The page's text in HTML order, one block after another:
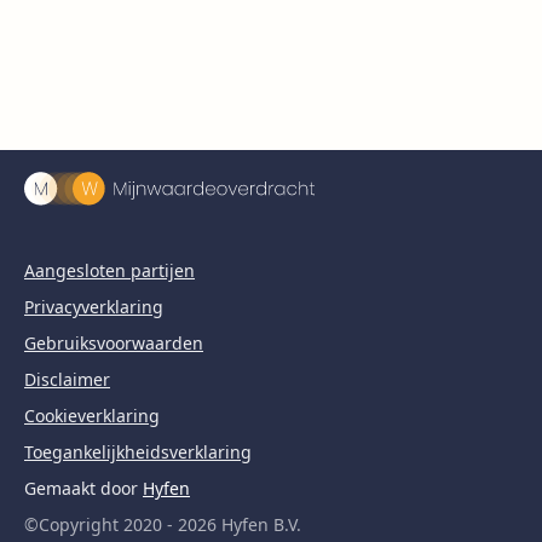
Aangesloten partijen
Privacyverklaring
Gebruiksvoorwaarden
Disclaimer
Cookieverklaring
Toegankelijkheidsverklaring
Gemaakt door Hyfen
©Copyright 2020 - 2026 Hyfen B.V.